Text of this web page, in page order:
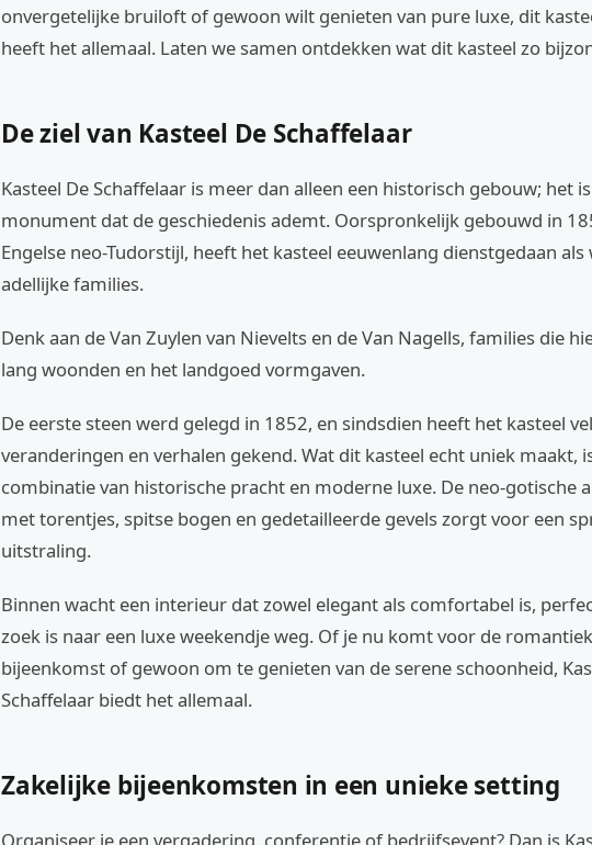
onvergetelijke bruiloft of gewoon wilt genieten van pure luxe, dit
heeft het allemaal. Laten we samen ontdekken wat dit kasteel zo
De ziel van Kasteel De Schaffelaar
Kasteel De Schaffelaar is meer dan alleen een historisch gebouw; het
monument dat de geschiedenis ademt. Oorspronkelijk gebouwd in
Engelse neo-Tudorstijl, heeft het kasteel eeuwenlang dienstgedaan
adellijke families.
Denk aan de Van Zuylen van Nievelts en de Van Nagells, families die
lang woonden en het landgoed vormgaven.
De eerste steen werd gelegd in 1852, en sindsdien heeft het kasteel
veranderingen en verhalen gekend. Wat dit kasteel echt uniek maakt,
combinatie van historische pracht en moderne luxe. De neo-gotische
met torentjes, spitse bogen en gedetailleerde gevels zorgt voor een
uitstraling.
Binnen wacht een interieur dat zowel elegant als comfortabel is,
zoek is naar een luxe weekendje weg. Of je nu komt voor de
bijeenkomst of gewoon om te genieten van de serene schoonheid,
Schaffelaar biedt het allemaal.
Zakelijke bijeenkomsten in een unieke setting